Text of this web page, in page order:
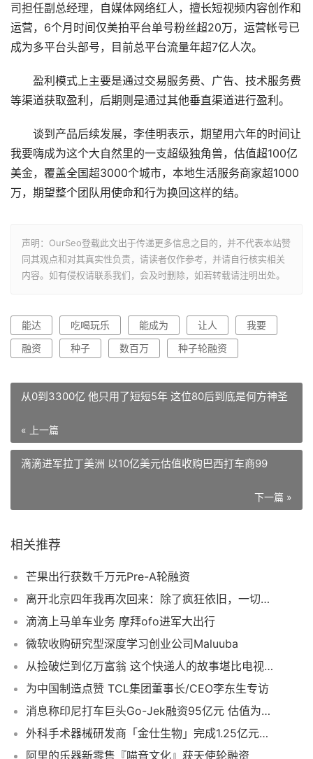
司担任副总经理，自媒体网络红人，擅长短视频内容创作和
运营，6个月时间仅美拍平台单号粉丝超20万，运营帐号已
成为多平台头部号，目前总平台流量年超7亿人次。
盈利模式上主要是通过交易服务费、广告、技术服务费
等渠道获取盈利，后期则是通过其他垂直渠道进行盈利。
谈到产品后续发展，李佳明表示，期望用六年的时间让
我要嗨成为这个大自然里的一支超级独角兽，估值超100亿
美金，覆盖全国超3000个城市，本地生活服务商家超1000
万，期望整个团队用使命和行为换回这样的结。
声明：OurSeo登载此文出于传递更多信息之目的，并不代表本站赞
同其观点和对其真实性负责，请读者仅作参考，并请自行核实相关
内容。如有侵权请联系我们，会及时删除，如若转载请注明出处。
能达 吃喝玩乐 能成为 让人
我要
融资
种子 数百万 种子轮融资
从0到3300亿 他只用了短短5年 这位80后到底是何方神圣
« 上一篇
滴滴进军拉丁美洲 以10亿美元估值收购巴西打车商99
下一篇 »
相关推荐
芒果出行获数千万元Pre-A轮融资
离开北京四年我再次回来：除了疯狂依旧，一切都变了
滴滴上马单车业务 摩拜ofo进军大出行
微软收购研究型深度学习创业公司Maluuba
从捡破烂到亿万富翁 这个快递人的故事堪比电视剧
为中国制造点赞 TCL集团董事长/CEO李东生专访
消息称印尼打车巨头Go-Jek融资95亿元 估值为315亿元
外科手术器械研发商「金仕生物」完成1.25亿元B轮融资
阿里的乐器新零售『喵音文化』获天使轮融资